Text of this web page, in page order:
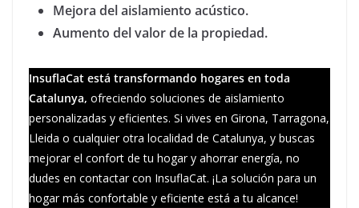
Mejora del aislamiento acústico.
Aumento del valor de la propiedad.
InsuflaCat está transformando hogares en toda
Catalunya, ofreciendo soluciones de aislamiento
personalizadas y eficientes. Si vives en Girona, Tarragona,
Lleida o cualquier otra localidad de Catalunya, y buscas
mejorar el confort de tu hogar y ahorrar energía, no
dudes en contactar con InsuflaCat. ¡La solución para un
hogar más confortable y eficiente está a tu alcance!